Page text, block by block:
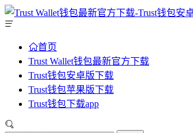
首页
Trust Wallet钱包最新官方下载
Trust钱包安卓版下载
Trust钱包苹果版下载
Trust钱包下载app